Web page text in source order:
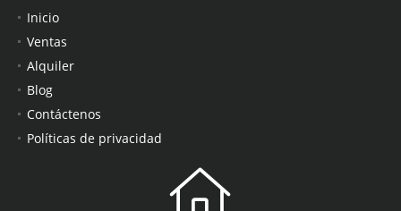
Inicio
Ventas
Alquiler
Blog
Contáctenos
Políticas de privacidad